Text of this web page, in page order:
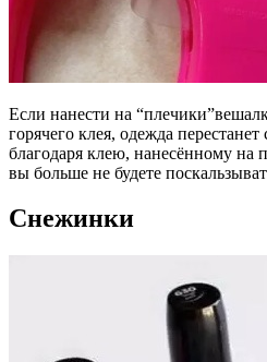
Если нанести на
горячего клея, одежда перестанет
благодаря клею, нанесённому на
вы больше не будете
Снежинки